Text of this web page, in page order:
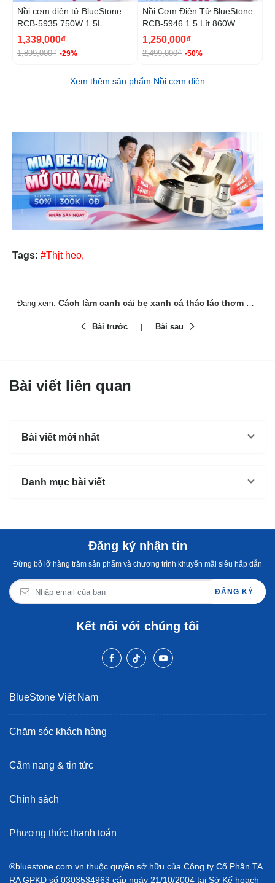
Nồi cơm điện tử BlueStone
RCB-5935 750W 1.5L
1,339,000₫
1,899,000₫ -29%
Nồi Cơm Điện Tử BlueStone
RCB-5946 1.5 Lít 860W
1,250,000₫
2,499,000₫ -50%
Xem thêm sản phẩm Nồi cơm điện
Tags: #Thịt heo,
Đang xem: Cách làm canh cải bẹ xanh cá thác lác thơm ngọt, ấm bụng
Bài trước Bài sau
Bài viết liên quan
Bài viêt mới nhất
Danh mục bài viết
Đăng ký nhận tin
Đừng bỏ lỡ hàng trăm sản phẩm và chương trình khuyến mãi siêu hấp dẫn
ĐĂNG KÝ
Kết nối với chúng tôi
BlueStone Việt Nam
Chăm sóc khách hàng
Cẩm nang & tin tức
Chính sách
Phương thức thanh toán
®bluestone.com.vn thuộc quyền sở hữu của Công ty Cổ Phần TA
RA GPKD số 0303534963 cấp ngày 21/10/2004 tại Sở Kế hoạch